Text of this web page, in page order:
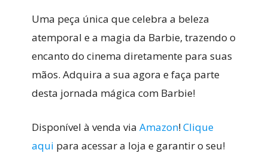
Uma peça única que celebra a beleza
atemporal e a magia da Barbie, trazendo o
encanto do cinema diretamente para suas
mãos. Adquira a sua agora e faça parte
desta jornada mágica com Barbie!
Disponível à venda via Amazon!Clique
aqui para acessar a loja e garantir o seu!